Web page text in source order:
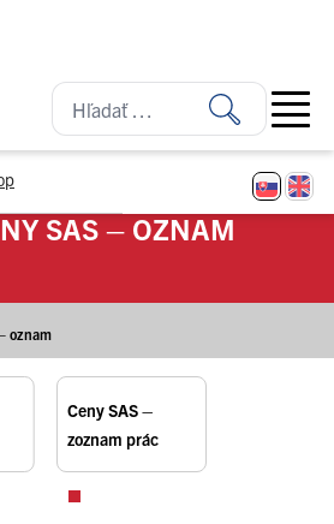
SAS – OZNAM
oznam
Ceny SAS –
zoznam prác